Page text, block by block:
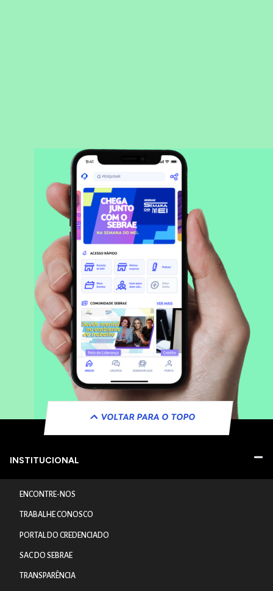
VOLTAR PARA O TOPO
INSTITUCIONAL
ENCONTRE-NOS
TRABALHE CONOSCO
PORTAL DO CREDENCIADO
SAC DO SEBRAE
TRANSPARÊNCIA